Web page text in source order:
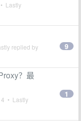
• Lastly
replied by 9
？最
• Lastly
1